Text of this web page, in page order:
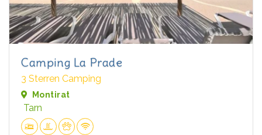
Camping La Prade
3 Sterren Camping
Montirat
Tarn